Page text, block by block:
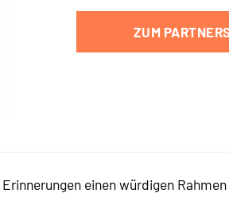
ZUM
einen würdigen